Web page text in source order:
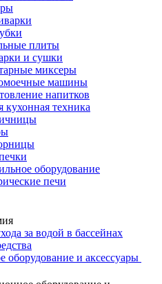
плиты
и сушки
миксеры
машины
напитков
кухонная техника
оборудование
печи
за водой в бассейнах
оборудование и аксессуары